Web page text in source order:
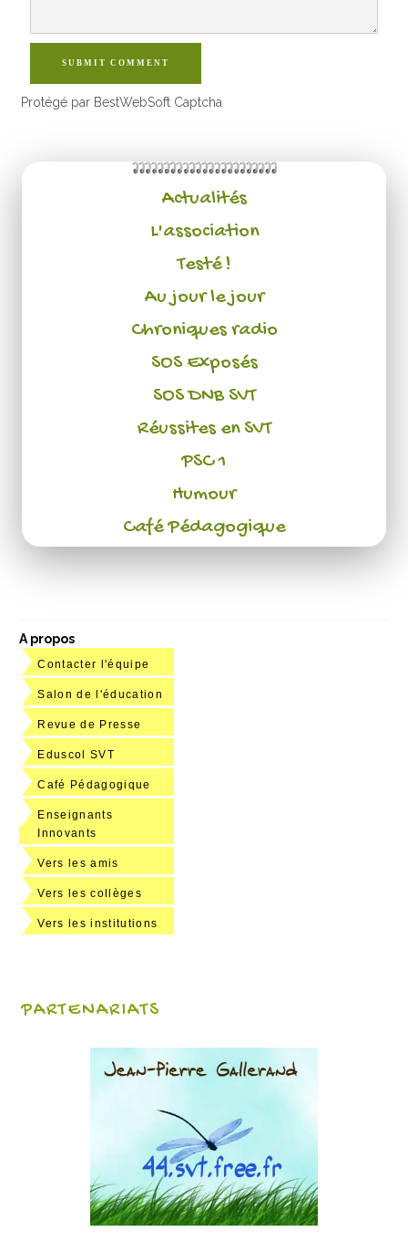
SUBMIT COMMENT
Protégé par BestWebSoft Captcha
Actualités
L'association
Testé !
Au jour le jour
Chroniques radio
SOS Exposés
SOS DNB SVT
Réussites en SVT
PSC 1
Humour
Café Pédagogique
A propos
Contacter l'équipe
Salon de l'éducation
Revue de Presse
Eduscol SVT
Café Pédagogique
Enseignants
Innovants
Vers les amis
Vers les collèges
Vers les institutions
PARTENARIATS